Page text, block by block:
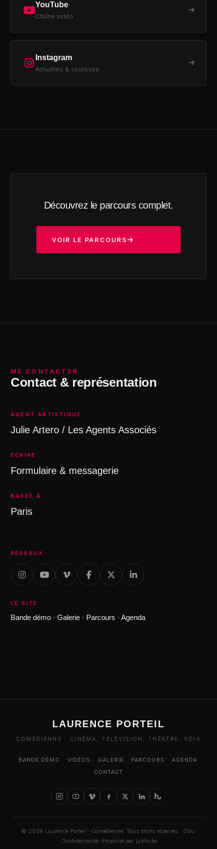
YouTube
Chaîne vidéo
Instagram
Actualités & coulisses
Découvrez le parcours complet.
VOIR LE PARCOURS
ME CONTACTER
Contact & représentation
AGENT ARTISTIQUE
Julie Artero / Les Agents Associés
ÉCRIRE
Formulaire & messagerie
BASÉE À
Paris
RÉSEAUX
LE SITE
Bande démo · Galerie · Parcours · Agenda
LAURENCE PORTEIL
COMÉDIENNE · CINÉMA, TÉLÉVISION, THÉÂTRE, VOIX
BANDE DÉMO VIDÉOS GALERIE PARCOURS AGENDA
CONTACT
© 2026 Laurence Porteil · Comédienne. Tous droits réservés.
CGU
Confidentialité Propulsé par Lykhubs